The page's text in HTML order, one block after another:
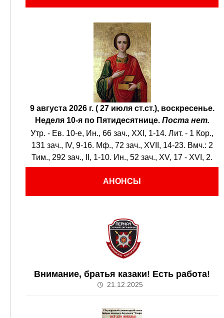
9 августа 2026 г. ( 27 июля ст.ст.), воскресенье.
Неделя 10-я по Пятидесятнице. Поста нет.
Утр. - Ев. 10-е, Ин., 66 зач., XXI, 1-14. Лит. - 1 Кор.,
131 зач., IV, 9-16. Мф., 72 зач., XVII, 14-23. Вмч.: 2
Тим., 292 зач., II, 1-10. Ин., 52 зач., XV, 17 - XVI, 2.
АНОНСЫ
Внимание, братья казаки! Есть работа!
21.12.2025